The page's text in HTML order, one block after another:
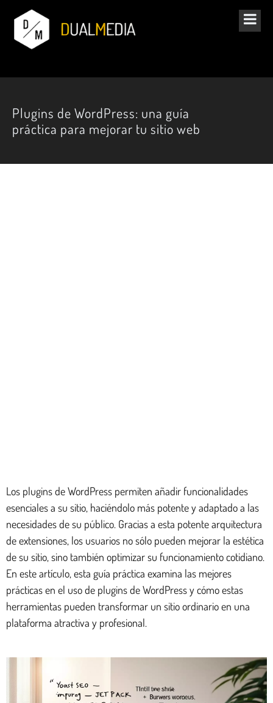
Plugins de WordPress: una guía
práctica para mejorar tu sitio web
Los plugins de WordPress permiten añadir funcionalidades
esenciales a su sitio, haciéndolo más potente y adaptado a las
necesidades de su público. Gracias a esta potente arquitectura
de extensiones, los usuarios no sólo pueden mejorar la estética
de su sitio, sino también optimizar su funcionamiento cotidiano.
En este artículo, esta guía práctica examina las mejores
prácticas en el uso de plugins de WordPress y cómo estas
herramientas pueden transformar un sitio ordinario en una
plataforma atractiva y profesional.